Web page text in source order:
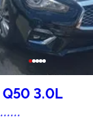
3.0L